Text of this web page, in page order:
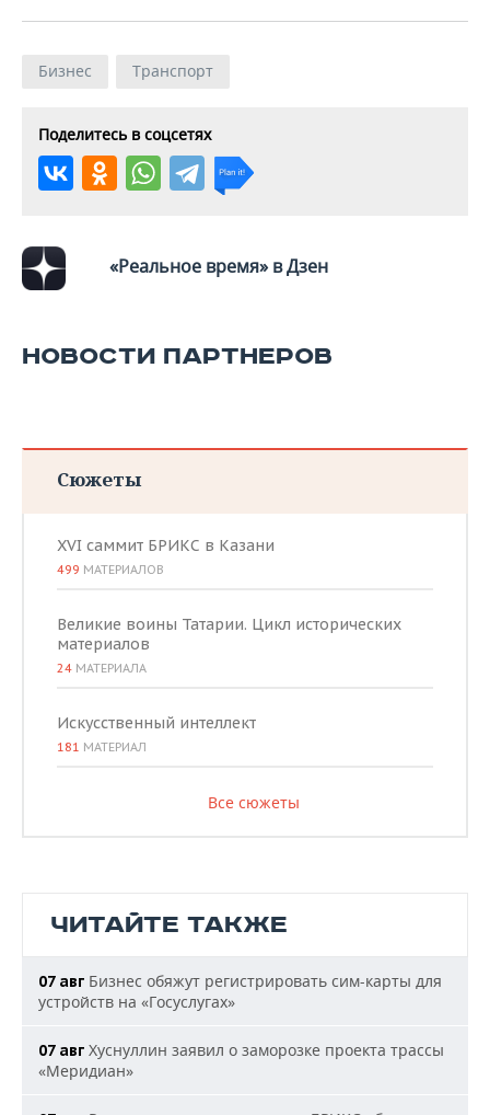
КИБЕРСПОРТ
ФИГУРНОЕ КАТАНИЕ
ВОДНЫЕ ВИДЫ СПОРТА
ХОККЕЙ С МЯЧОМ
КУЛЬТУРА
МЕДИЦИНА
ОБРАЗОВАНИЕ
ПРОИСШЕСТВИЯ
СПИСОК КОМПАНИЙ
Бизнес Транспорт
Поделитесь в соцсетях
«Реальное время» в Дзен
НОВОСТИ ПАРТНЕРОВ
Сюжеты
XVI саммит БРИКС в Казани
499 МАТЕРИАЛОВ
Великие воины Татарии. Цикл исторических
материалов
24 МАТЕРИАЛА
Искусственный интеллект
181 МАТЕРИАЛ
Все сюжеты
ЧИТАЙТЕ ТАКЖЕ
07 авг Бизнес обяжут регистрировать сим-карты для
устройств на «Госуслугах»
07 авг Хуснуллин заявил о заморозке проекта трассы
«Меридиан»